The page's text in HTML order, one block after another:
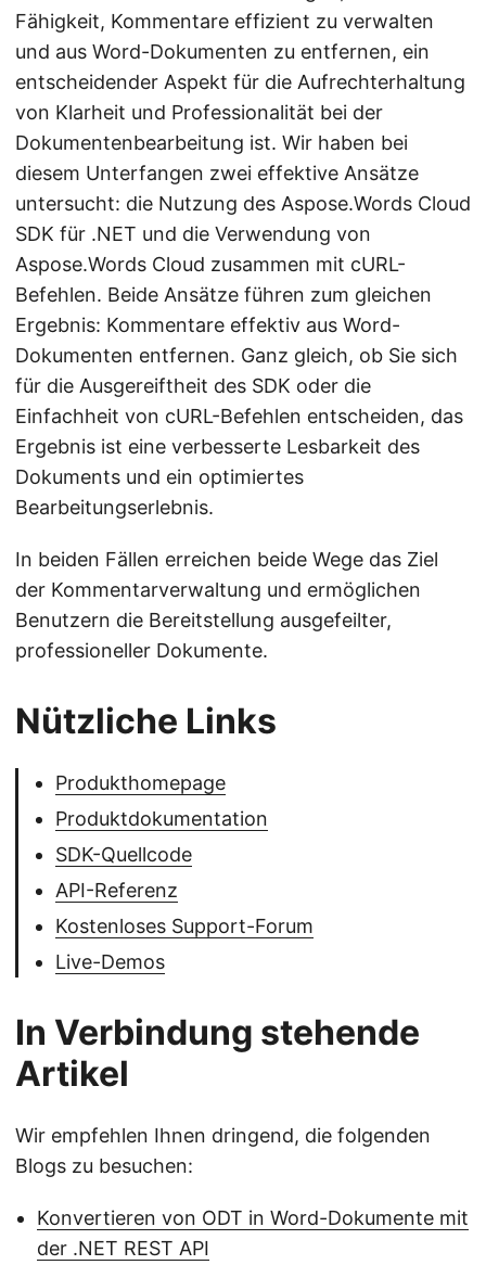
Fähigkeit, Kommentare effizient zu verwalten
und aus Word-Dokumenten zu entfernen, ein
entscheidender Aspekt für die Aufrechterhaltung
von Klarheit und Professionalität bei der
Dokumentenbearbeitung ist. Wir haben bei
diesem Unterfangen zwei effektive Ansätze
untersucht: die Nutzung des Aspose.Words Cloud
SDK für .NET und die Verwendung von
Aspose.Words Cloud zusammen mit cURL-
Befehlen. Beide Ansätze führen zum gleichen
Ergebnis: Kommentare effektiv aus Word-
Dokumenten entfernen. Ganz gleich, ob Sie sich
für die Ausgereiftheit des SDK oder die
Einfachheit von cURL-Befehlen entscheiden, das
Ergebnis ist eine verbesserte Lesbarkeit des
Dokuments und ein optimiertes
Bearbeitungserlebnis.
In beiden Fällen erreichen beide Wege das Ziel
der Kommentarverwaltung und ermöglichen
Benutzern die Bereitstellung ausgefeilter,
professioneller Dokumente.
Nützliche Links
Produkthomepage
Produktdokumentation
SDK-Quellcode
API-Referenz
Kostenloses Support-Forum
Live-Demos
In Verbindung stehende
Artikel
Wir empfehlen Ihnen dringend, die folgenden
Blogs zu besuchen:
Konvertieren von ODT in Word-Dokumente mit
der .NET REST API